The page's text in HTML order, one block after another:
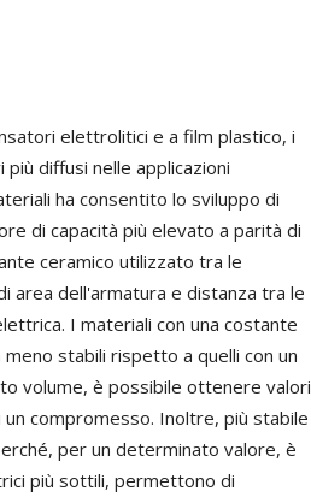
elettrolitici e a film plastico, i
diffusi nelle applicazioni
ha consentito lo sviluppo di
di capacità più elevato a parità di
ceramico utilizzato tra le
area dell'armatura e distanza tra le
I materiali con una costante
stabili rispetto a quelli con un
volume, è possibile ottenere valori
compromesso. Inoltre, più stabile
per un determinato valore, è
più sottili, permettono di